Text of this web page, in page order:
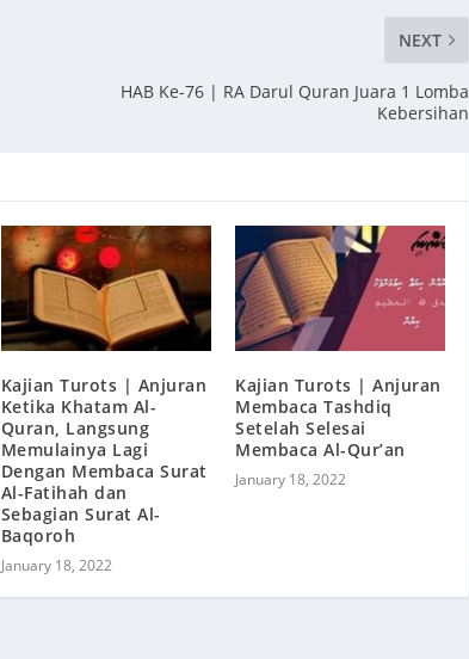
NEXT
HAB Ke-76 | RA Darul Quran Juara 1 Lomba
Kebersihan
Kajian Turots | Anjuran
Ketika Khatam Al-
Quran, Langsung
Memulainya Lagi
Dengan Membaca Surat
Al-Fatihah dan
Sebagian Surat Al-
Baqoroh
January 18, 2022
Kajian Turots | Anjuran
Membaca Tashdiq
Setelah Selesai
Membaca Al-Qur’an
January 18, 2022